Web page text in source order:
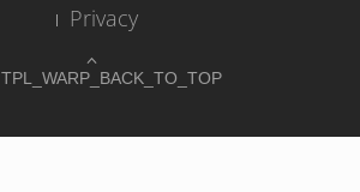
TPL_WARP_BACK_TO_TOP
Privacy